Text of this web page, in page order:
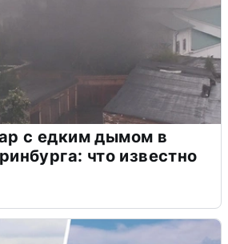
с едким дымом в
что известно